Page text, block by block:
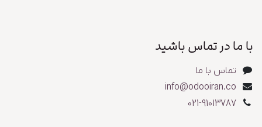
با ما در تماس باشید
تماس با ما
info@odooiran.co
​​​​​​​​02​1​-​9​1​013787